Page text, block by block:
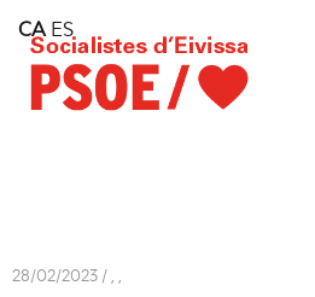
Consell Insular d'Eivissa
Services
Contact
28/02/2023 / , ,
CA ES